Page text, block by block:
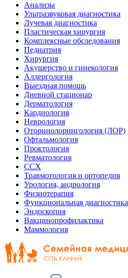
Анализы
Ультразвуковая диагностика
Лучевая диагностика
Пластическая хирургия
Комплексные обследования
Педиатрия
Хирургия
Акушерство и гинекология
Аллергология
Выездная помощь
Дневной стационар
Дерматология
Кардиология
Неврология
Оторинолорингология (ЛОР)
Офтальмология
Проктология
Ревматология
ССХ
Травмотология и ортопедия
Урология, андрология
Физиотерапия
Функциональная диагностика
Эндоскопия
Вакцинопрофилактика
Маммология